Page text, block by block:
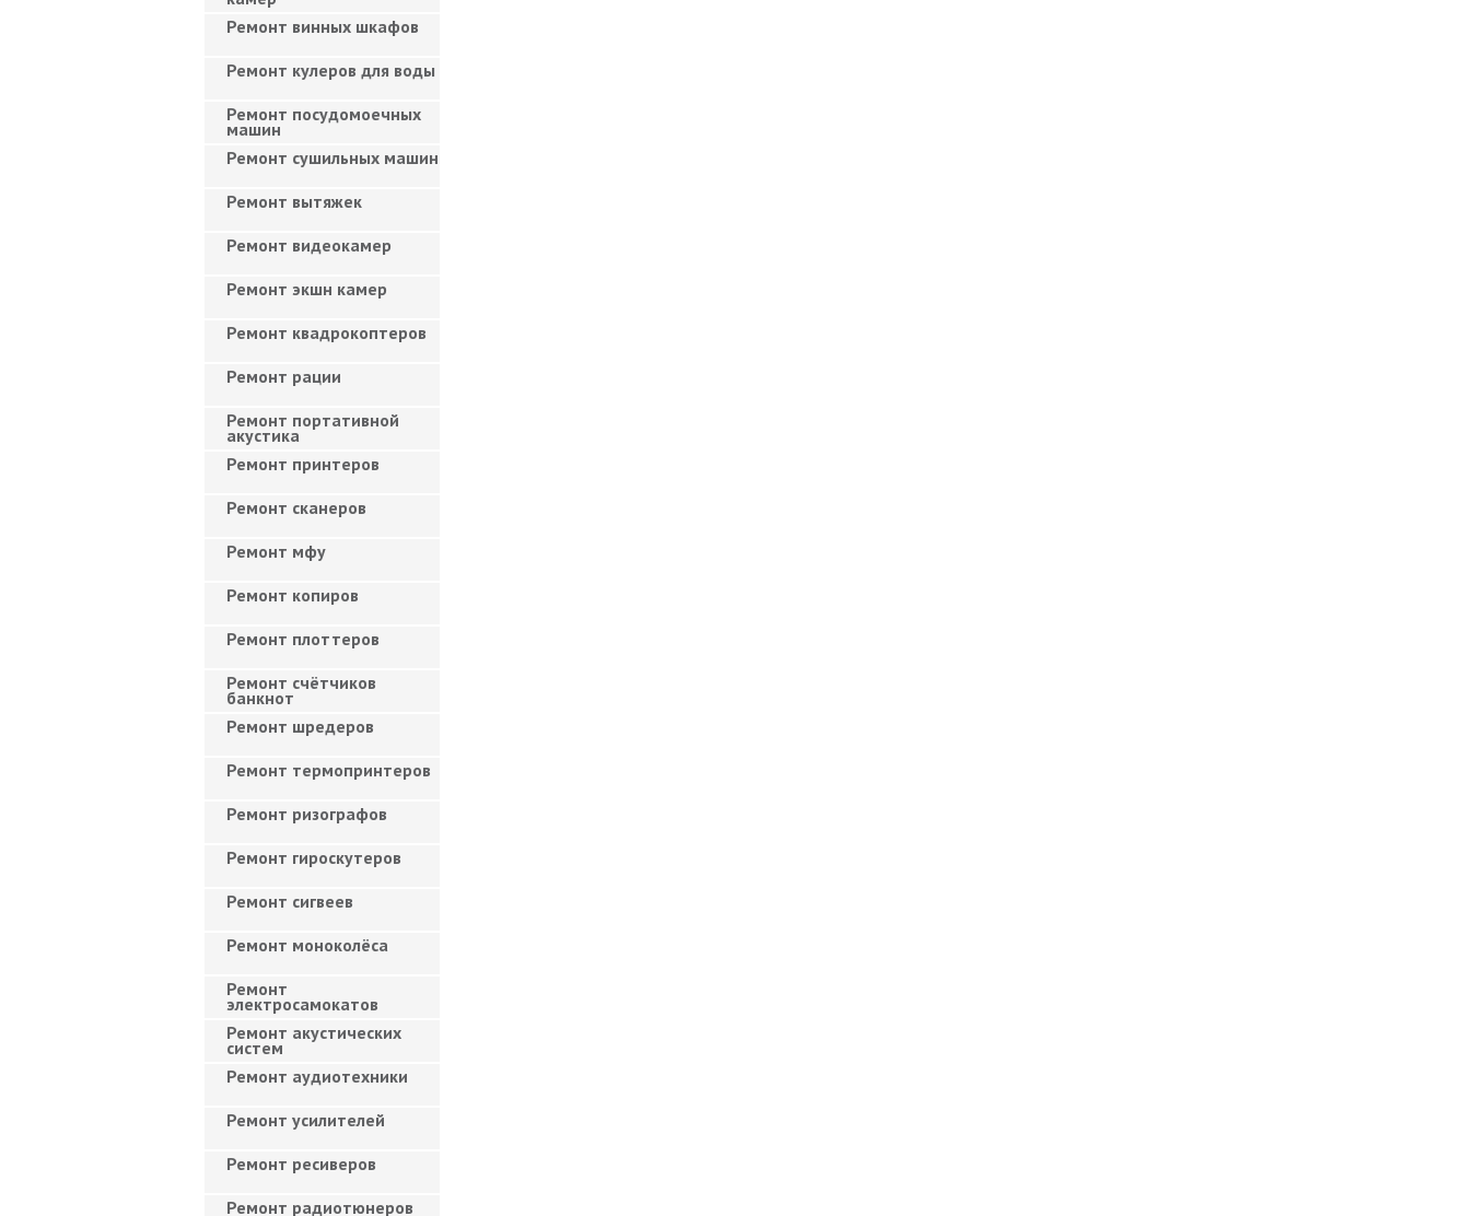
Ремонт винных шкафов
Ремонт кулеров для воды
Ремонт посудомоечных
машин
Ремонт сушильных машин
Ремонт вытяжек
Ремонт видеокамер
Ремонт экшн камер
Ремонт квадрокоптеров
Ремонт рации
Ремонт портативной
акустика
Ремонт принтеров
Ремонт сканеров
Ремонт мфу
Ремонт копиров
Ремонт плоттеров
Ремонт счётчиков
банкнот
Ремонт шредеров
Ремонт термопринтеров
Ремонт ризографов
Ремонт гироскутеров
Ремонт сигвеев
Ремонт моноколёса
Ремонт
электросамокатов
Ремонт акустических
систем
Ремонт аудиотехники
Ремонт усилителей
Ремонт ресиверов
Ремонт радиотюнеров